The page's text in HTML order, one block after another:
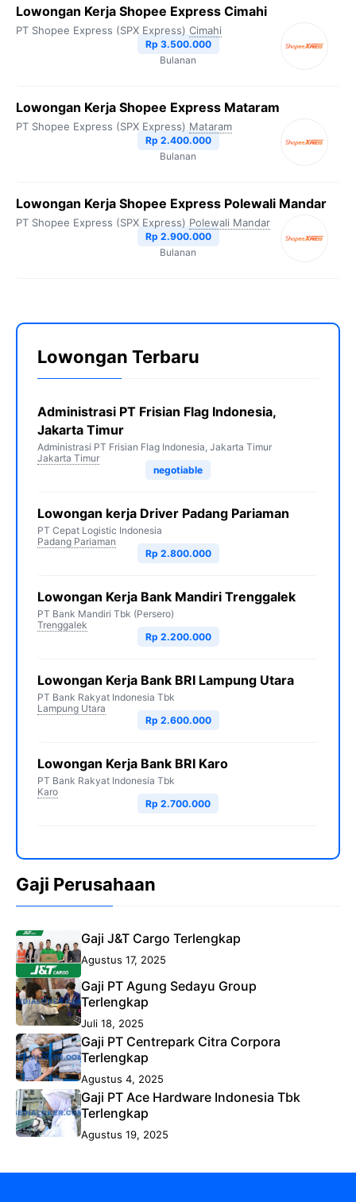
Lowongan Kerja Shopee Express Cimahi
PT Shopee Express (SPX Express) Cimahi
Rp 3.500.000
Bulanan
Lowongan Kerja Shopee Express Mataram
PT Shopee Express (SPX Express) Mataram
Rp 2.400.000
Bulanan
Lowongan Kerja Shopee Express Polewali Mandar
PT Shopee Express (SPX Express) Polewali Mandar
Rp 2.900.000
Bulanan
Lowongan Terbaru
Administrasi PT Frisian Flag Indonesia,
Jakarta Timur
Administrasi PT Frisian Flag Indonesia, Jakarta Timur
Jakarta Timur
negotiable
Lowongan kerja Driver Padang Pariaman
PT Cepat Logistic Indonesia
Padang Pariaman
Rp 2.800.000
Lowongan Kerja Bank Mandiri Trenggalek
PT Bank Mandiri Tbk (Persero)
Trenggalek
Rp 2.200.000
Lowongan Kerja Bank BRI Lampung Utara
PT Bank Rakyat Indonesia Tbk
Lampung Utara
Rp 2.600.000
Lowongan Kerja Bank BRI Karo
PT Bank Rakyat Indonesia Tbk
Karo
Rp 2.700.000
Gaji Perusahaan
Gaji J&T Cargo Terlengkap
Agustus 17, 2025
Gaji PT Agung Sedayu Group
Terlengkap
Juli 18, 2025
Gaji PT Centrepark Citra Corpora
Terlengkap
Agustus 4, 2025
Gaji PT Ace Hardware Indonesia Tbk
Terlengkap
Agustus 19, 2025